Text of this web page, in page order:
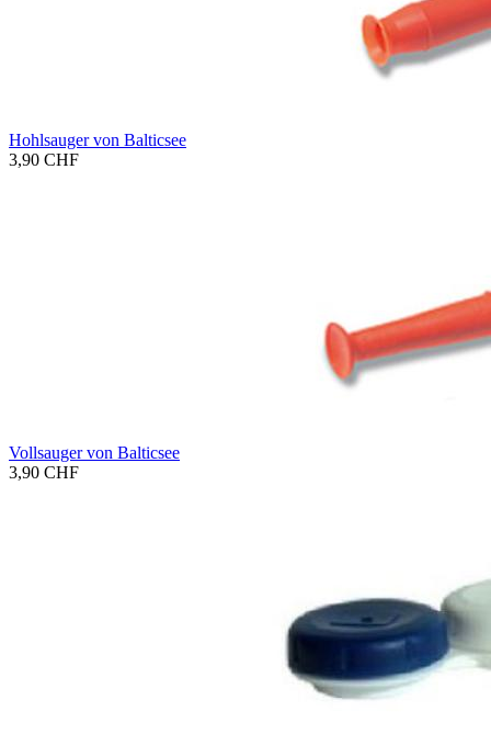
Hohl­sau­ger von Bal­tic­see
3,90 CHF
Voll­sau­ger von Bal­tic­see
3,90 CHF